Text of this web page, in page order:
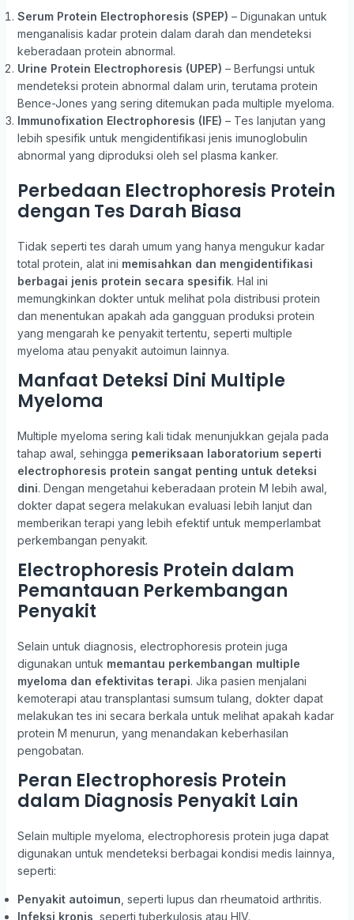
Serum Protein Electrophoresis (SPEP) – Digunakan untuk
menganalisis kadar protein dalam darah dan mendeteksi
keberadaan protein abnormal.
Urine Protein Electrophoresis (UPEP) – Berfungsi untuk
mendeteksi protein abnormal dalam urin, terutama protein
Bence-Jones yang sering ditemukan pada multiple myeloma.
Immunofixation Electrophoresis (IFE) – Tes lanjutan yang
lebih spesifik untuk mengidentifikasi jenis imunoglobulin
abnormal yang diproduksi oleh sel plasma kanker.
Perbedaan Electrophoresis Protein
dengan Tes Darah Biasa
Tidak seperti tes darah umum yang hanya mengukur kadar
total protein, alat ini memisahkan dan mengidentifikasi
berbagai jenis protein secara spesifik. Hal ini
memungkinkan dokter untuk melihat pola distribusi protein
dan menentukan apakah ada gangguan produksi protein
yang mengarah ke penyakit tertentu, seperti multiple
myeloma atau penyakit autoimun lainnya.
Manfaat Deteksi Dini Multiple
Myeloma
Multiple myeloma sering kali tidak menunjukkan gejala pada
tahap awal, sehingga pemeriksaan laboratorium seperti
electrophoresis protein sangat penting untuk deteksi
dini. Dengan mengetahui keberadaan protein M lebih awal,
dokter dapat segera melakukan evaluasi lebih lanjut dan
memberikan terapi yang lebih efektif untuk memperlambat
perkembangan penyakit.
Electrophoresis Protein dalam
Pemantauan Perkembangan
Penyakit
Selain untuk diagnosis, electrophoresis protein juga
digunakan untuk memantau perkembangan multiple
myeloma dan efektivitas terapi. Jika pasien menjalani
kemoterapi atau transplantasi sumsum tulang, dokter dapat
melakukan tes ini secara berkala untuk melihat apakah kadar
protein M menurun, yang menandakan keberhasilan
pengobatan.
Peran Electrophoresis Protein
dalam Diagnosis Penyakit Lain
Selain multiple myeloma, electrophoresis protein juga dapat
digunakan untuk mendeteksi berbagai kondisi medis lainnya,
seperti:
Penyakit autoimun , seperti lupus dan rheumatoid arthritis.
Infeksi kronis , seperti tuberkulosis atau HIV.